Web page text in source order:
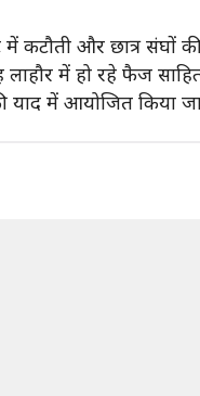
कटौती और छात्र संघों
में हो रहे फैज
में आयोजित किया